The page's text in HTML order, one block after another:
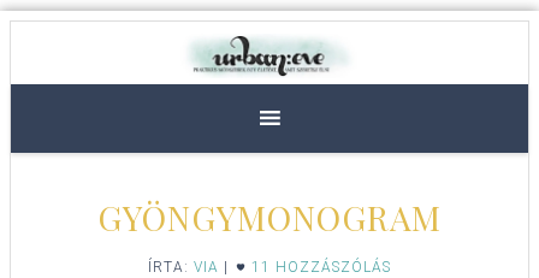
GYÖNGYMONOGRAM
ÍRTA: VIA 11 HOZZÁSZÓLÁS